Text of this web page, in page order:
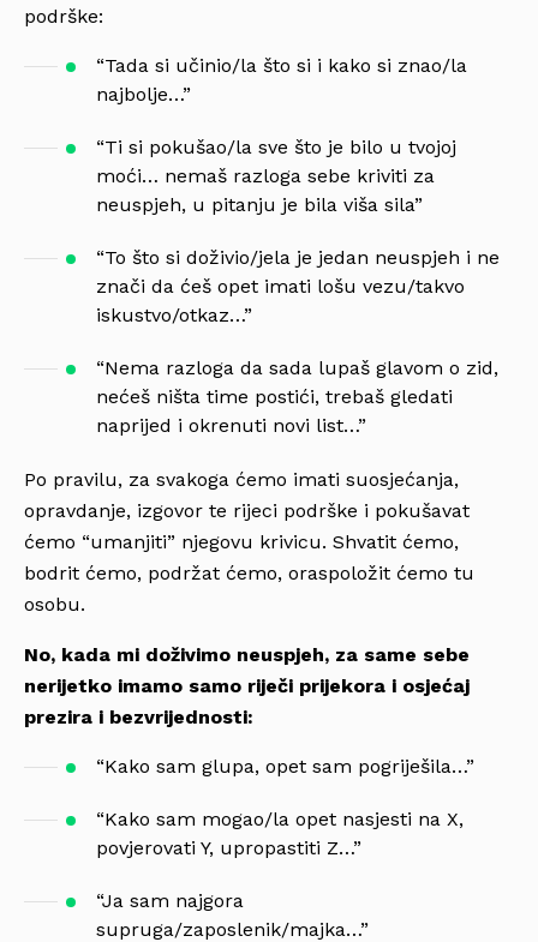
podrške:
“Tada si učinio/la što si i kako si znao/la
najbolje…”
“Ti si pokušao/la sve što je bilo u tvojoj
moći… nemaš razloga sebe kriviti za
neuspjeh, u pitanju je bila viša sila”
“To što si doživio/jela je jedan neuspjeh i ne
znači da ćeš opet imati lošu vezu/takvo
iskustvo/otkaz…”
“Nema razloga da sada lupaš glavom o zid,
nećeš ništa time postići, trebaš gledati
naprijed i okrenuti novi list…”
Po pravilu, za svakoga ćemo imati suosjećanja,
opravdanje, izgovor te rijeci podrške i pokušavat
ćemo “umanjiti” njegovu krivicu. Shvatit ćemo,
bodrit ćemo, podržat ćemo, oraspoložit ćemo tu
osobu.
No, kada mi doživimo neuspjeh, za same sebe
nerijetko imamo samo riječi prijekora i osjećaj
prezira i bezvrijednosti:
“Kako sam glupa, opet sam pogriješila…”
“Kako sam mogao/la opet nasjesti na X,
povjerovati Y, upropastiti Z…”
“Ja sam najgora
supruga/zaposlenik/majka…”